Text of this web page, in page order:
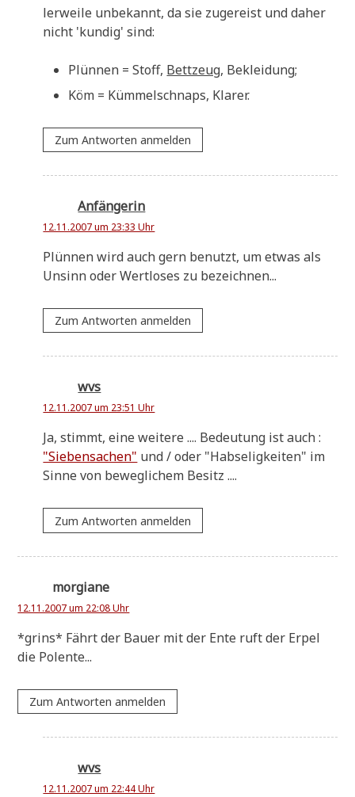
ler­wei­le unbe­kannt, da sie zuge­reist und daher
nicht 'kun­dig' sind:
Plün­nen = Stoff, Bett­zeug, Beklei­dung;
Köm = Küm­mel­schnaps, Klarer.
Zum Antworten anmelden
Anfängerin
12.11.2007 um 23:33 Uhr
Plün­nen wird auch gern benutzt, um etwas als
Unsinn oder Wert­lo­ses zu bezeichnen...
Zum Antworten anmelden
wvs
12.11.2007 um 23:51 Uhr
Ja, stimmt, eine wei­te­re .... Bedeu­tung ist auch :
"Sie­ben­sa­chen" und / oder "Hab­se­lig­kei­ten" im
Sin­ne von beweg­li­chem Besitz ....
Zum Antworten anmelden
morgiane
12.11.2007 um 22:08 Uhr
*grins* Fährt der Bau­er mit der Ente ruft der Erpel
die Polente...
Zum Antworten anmelden
wvs
12.11.2007 um 22:44 Uhr